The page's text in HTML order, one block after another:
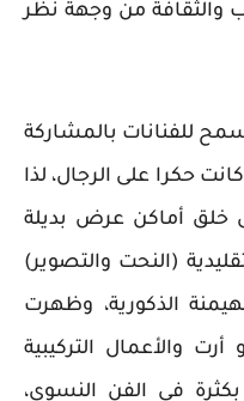
والثقافة من وجهة نظر
للفنانات بالمشاركة
حكرا على الرجال، لذا
خلق أماكن عرض بديلة
(النحت والتصوير)
الذكورية، وظهرت
والأعمال التركيبية
بكثرة في الفن النسوي،